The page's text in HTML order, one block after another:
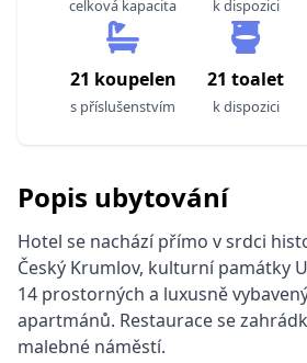
celková kapacita k dispozici
21 koupelen
s příslušenstvím
21 toalet
k dispozici
Popis ubytování
Hotel se nachází přímo v srdci
Český Krumlov, kulturní památky
14 prostorných a luxusně
apartmánů. Restaurace se
malebné náměstí.